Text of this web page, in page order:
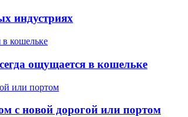
индустриях
ощущается в кошельке
с новой дорогой или портом